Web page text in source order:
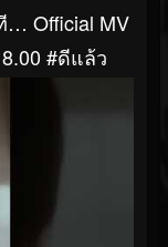
… Official MV
#ดีแล้ว